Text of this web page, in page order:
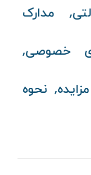
, مدارک
خصوصی,
, نحوه